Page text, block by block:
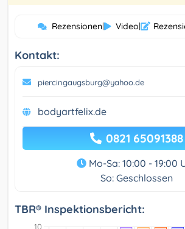
Rezensionen| Video|
Kontakt:
piercingaugsburg@yahoo.de
bodyartfelix.de
0821 65091388
Mo-Sa: 10:00 - 19:00
So: Geschlossen
TBR® Inspektionsbericht: